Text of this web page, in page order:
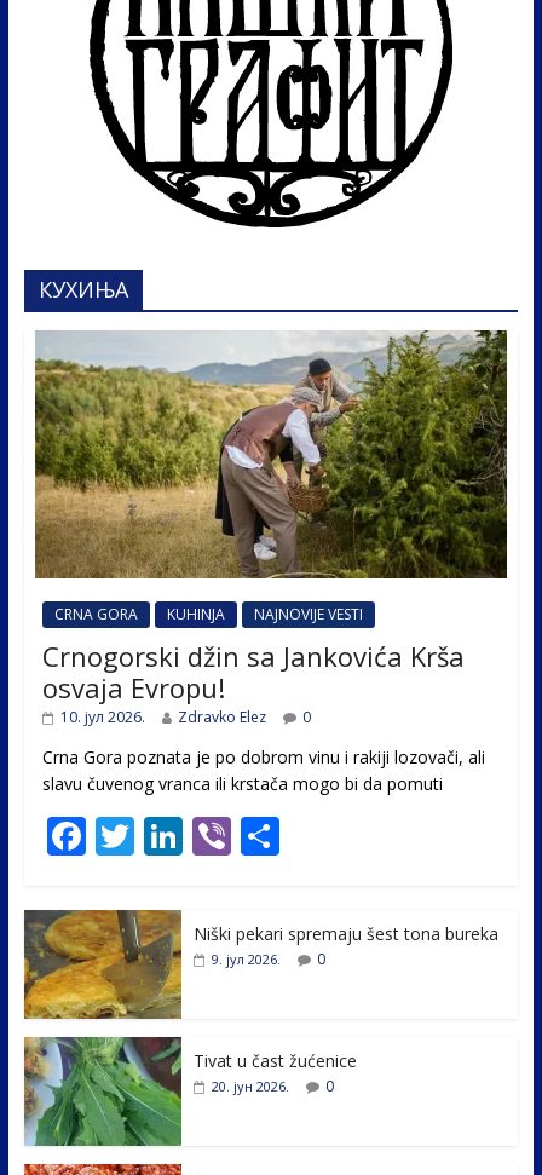
КУХИЊА
CRNA GORA KUHINJA NAJNOVIJE VESTI
Crnogorski džin sa Jankovića Krša
osvaja Evropu!
10. јул 2026. Zdravko Elez 0
Crna Gora poznata je po dobrom vinu i rakiji lozovači, ali
slavu čuvenog vranca ili krstača mogo bi da pomuti
F
e
b
o
o
k
T
itt
er
Li
e
Vi
er
S
e
Niški pekari spremaju šest tona bureka
9. јул 2026. 0
Tivat u čast žućenice
20. јун 2026. 0